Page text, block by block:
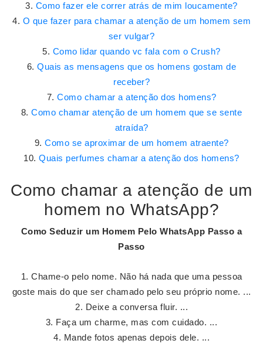
Como fazer ele correr atrás de mim loucamente?
O que fazer para chamar a atenção de um homem sem
ser vulgar?
Como lidar quando vc fala com o Crush?
Quais as mensagens que os homens gostam de
receber?
Como chamar a atenção dos homens?
Como chamar atenção de um homem que se sente
atraída?
Como se aproximar de um homem atraente?
Quais perfumes chamar a atenção dos homens?
Como chamar a atenção de um
homem no WhatsApp?
Como Seduzir um Homem PeloWhatsApp Passo a
Passo
Chame-o pelo nome. Não há nada que uma pessoa
goste mais do que ser chamado pelo seu próprio nome. ...
Deixe a conversa fluir. ...
Faça um charme, mas com cuidado. ...
Mande fotos apenas depois dele. ...